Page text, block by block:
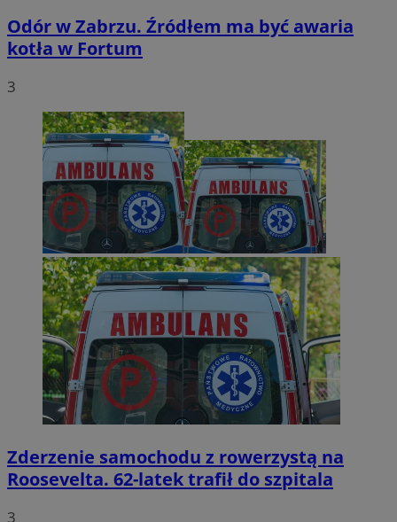
Odór w Zabrzu. Źródłem ma być awaria
kotła w Fortum
3
Zderzenie samochodu z rowerzystą na
Roosevelta. 62-latek trafił do szpitala
3